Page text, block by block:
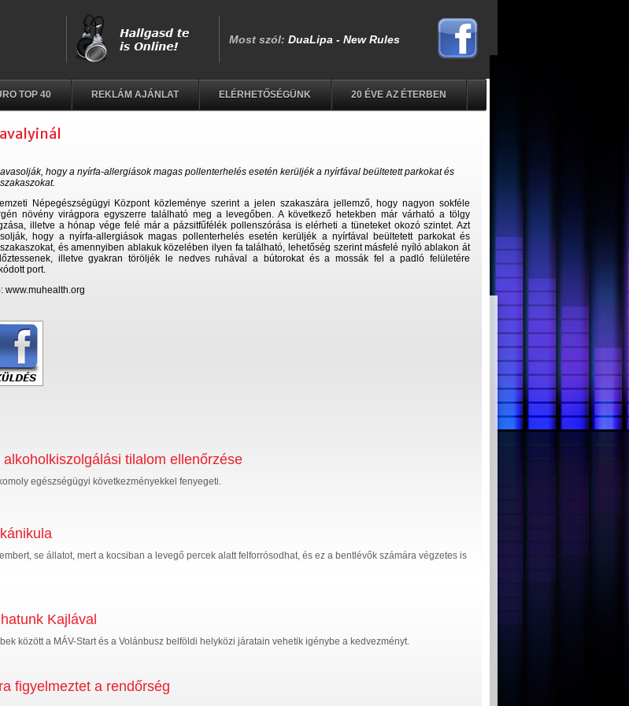
TOP 40 REKLÁM AJÁNLAT ELÉRHETŐSÉGÜNK 20 ÉVE AZ ÉTERBEN
hogy a nyírfa-allergiások magas pollenterhelés esetén kerüljék a nyírfával beültetett parkokat és
Népegészségügyi Központ közleménye szerint a jelen szakaszára jellemző, hogy nagyon sokféle
növény virágpora egyszerre található meg a levegőben. A következő hetekben már várható a tölgy
illetve a hónap vége felé már a pázsitfűfélék pollenszórása is elérheti a tüneteket okozó szintet. Azt
hogy a nyírfa-allergiások magas pollenterhelés esetén kerüljék a nyírfával beültetett parkokat és
és amennyiben ablakuk közelében ilyen fa található, lehetőség szerint másfelé nyíló ablakon át
illetve gyakran töröljék le nedves ruhával a bútorokat és a mossák fel a padló felületére
port.
www.muhealth.org
tilalom ellenőrzése
egészségügyi következményekkel fenyegeti.
se állatot, mert a kocsiban a levegő percek alatt felforrósodhat, és ez a bentlévők számára végzetes is
Kajlával
között a MÁV-Start és a Volánbusz belföldi helyközi járatain vehetik igénybe a kedvezményt.
figyelmeztet a rendőrség